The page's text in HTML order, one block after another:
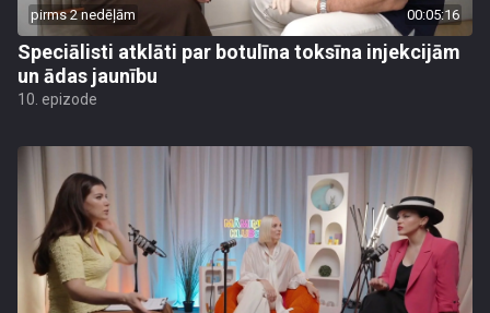
pirms 2 nedēļām 00:05:16
Speciālisti atklāti par botulīna toksīna injekcijām
un ādas jaunību
10. epizode